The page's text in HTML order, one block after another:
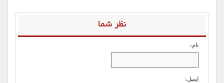
نظر شما
نام:
ایمیل: